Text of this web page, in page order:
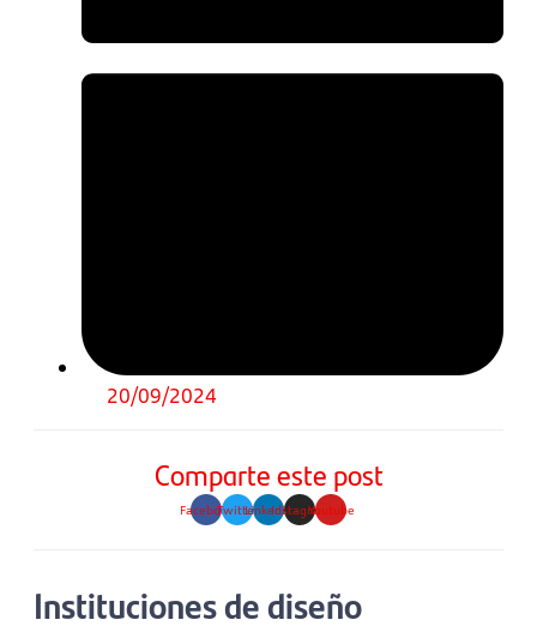
20/09/2024
Comparte este post
FacebookTwitterLinkedinInstagramYoutube
Instituciones de diseño